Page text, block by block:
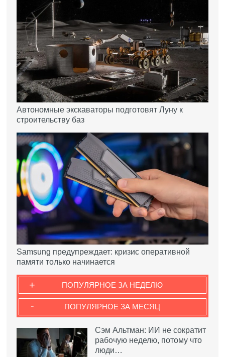
Автономные экскаваторы подготовят Луну к
строительству баз
Samsung предупреждает: кризис оперативной
памяти только начинается
ПОПУЛЯРНОЕ ЗА НЕДЕЛЮ
+
ПОПУЛЯРНОЕ ЗА МЕСЯЦ
-
Сэм Альтман: ИИ не сократит
рабочую неделю, потому что
люди…